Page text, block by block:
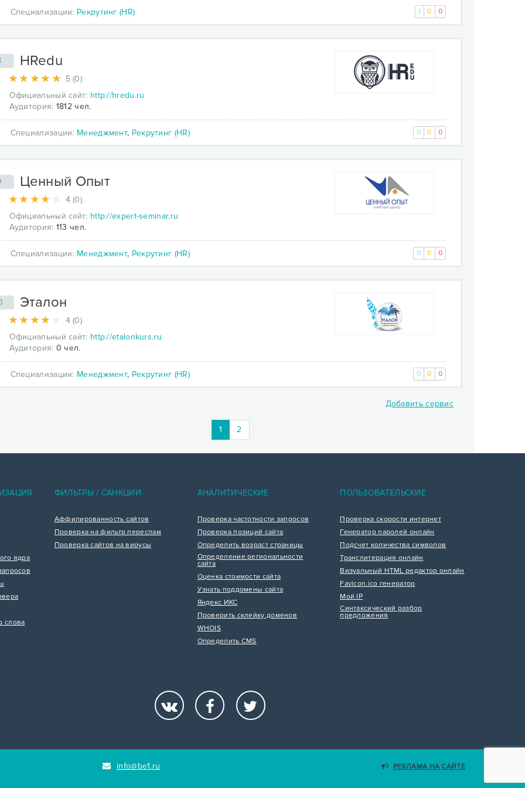
Специализации: Рекрутинг (HR) 1 0 0
HRedu
5 (0)
Официальный сайт: http://hredu.ru
Аудитория: 1812 чел.
Специализации: Менеджмент, Рекрутинг (HR) 0 0 0
Ценный Опыт
4 (0)
Официальный сайт: http://expert-seminar.ru
Аудитория: 113 чел.
Специализации: Менеджмент, Рекрутинг (HR) 0 0 0
Эталон
4 (0)
Официальный сайт: http://etalonkurs.ru
Аудитория: 0 чел.
Специализации: Менеджмент, Рекрутинг (HR) 0 0 0
Добавить сервис
1 2
ядра
слова
ФИЛЬТРЫ / САНКЦИИ
Аффилированность сайтов
Проверка на фильтр переспам
Проверка сайтов на вирусы
АНАЛИТИЧЕСКИЕ
Проверка частотности запросов
Проверка позиций сайта
Определить возраст страницы
Определение региональности
сайта
Оценка стоимости сайта
Узнать поддомены сайта
Яндекс ИКС
Проверить склейку доменов
WHOIS
Определить CMS
ПОЛЬЗОВАТЕЛЬСКИЕ
Проверка скорости интернет
Генератор паролей онлайн
Подсчет количества символов
Транслитерация онлайн
Визуальный HTML редактор онлайн
Favicon.ico генератор
Мой IP
Синтаксический разбор
предложения
info@be1.ru РЕКЛАМА НА САЙТЕ